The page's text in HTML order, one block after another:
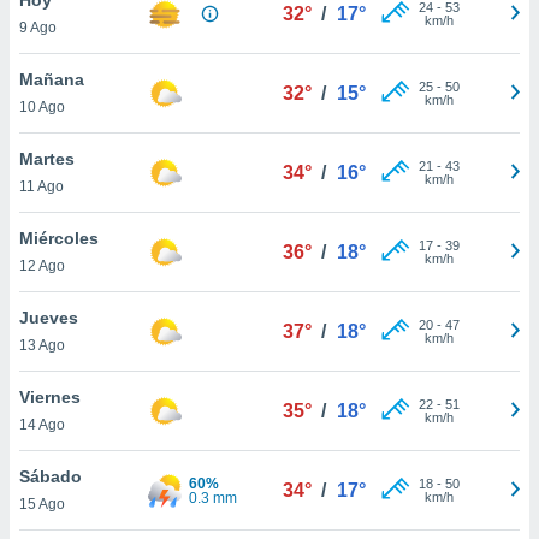
y
en
más
de
9 Ago
32° / 17° 24- 53
km/h
Mañana
10 Ago
32° / 15° 25- 50
km/h
Martes
11 Ago
34° / 16° 21 - 43
km/h
Miércoles
12 Ago
36° / 18° 17- 39
km/h
Jueves
13 Ago
37° / 18° 20- 47
km/h
Viernes
14 Ago
35° / 18° 22- 51
km/h
Sábado
15 Ago
60%
0.3 mm
34° / 17° 18- 50
km/h